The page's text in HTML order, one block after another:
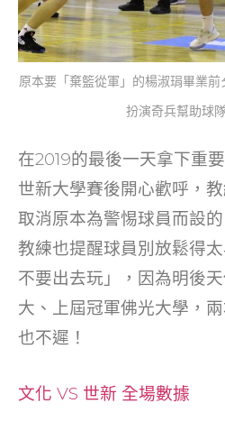
原本要「棄籃從軍」的楊淑琄畢業
扮演奇兵幫助球
在2019的最後一天拿下重
世新大學賽後開心歡呼，
取消原本為警惕球員而設
教練也提醒球員別放鬆得
不要出去玩」，因為明後
大、上屆冠軍佛光大學，
也不遲！
文化 VS 世新 全場數據